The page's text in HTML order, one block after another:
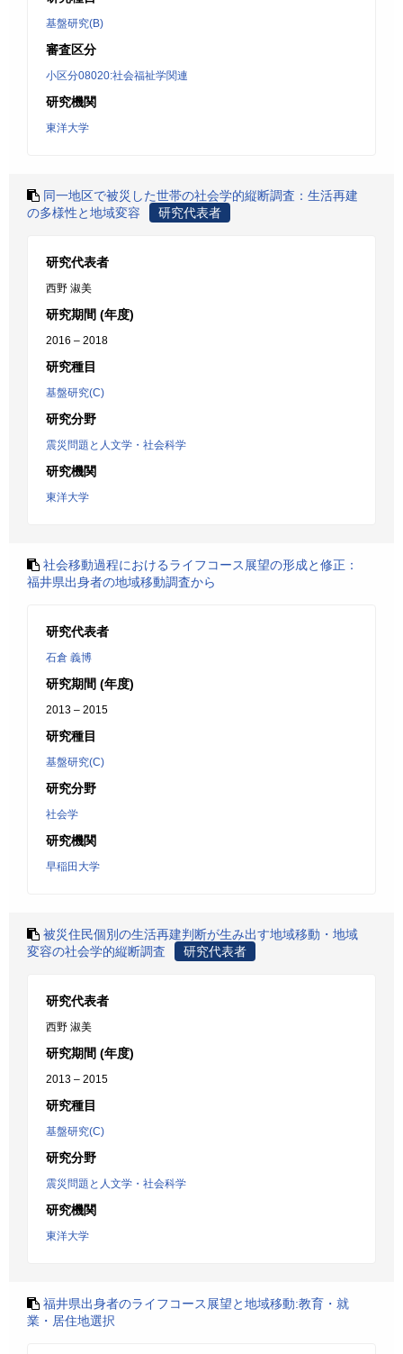
基盤研究(B)
審査区分
小区分08020:社会福祉学関連
研究機関
東洋大学
同一地区で被災した世帯の社会学的縦断調査：生活再建
の多様性と地域変容
研究代表者
研究代表者
西野 淑美
研究期間 (年度)
2016 – 2018
研究種目
基盤研究(C)
研究分野
震災問題と人文学・社会科学
研究機関
東洋大学
社会移動過程におけるライフコース展望の形成と修正：
福井県出身者の地域移動調査から
研究代表者
石倉 義博
研究期間 (年度)
2013 – 2015
研究種目
基盤研究(C)
研究分野
社会学
研究機関
早稲田大学
被災住民個別の生活再建判断が生み出す地域移動・地域
変容の社会学的縦断調査
研究代表者
研究代表者
西野 淑美
研究期間 (年度)
2013 – 2015
研究種目
基盤研究(C)
研究分野
震災問題と人文学・社会科学
研究機関
東洋大学
福井県出身者のライフコース展望と地域移動:教育・就
業・居住地選択